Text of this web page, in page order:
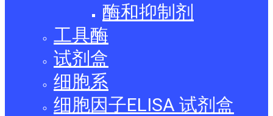
酶和抑制剂
工具酶
试剂盒
细胞系
细胞因子ELISA 试剂盒